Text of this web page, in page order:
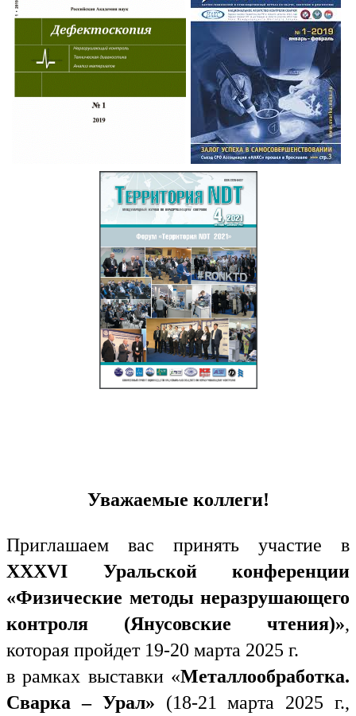
Уважаемые коллеги!
Приглашаем вас принять участие в
XXXVI Уральской конференции
«Физические методы неразрушающего
контроля (Янусовские чтения)»,
которая пройдет 19-20 марта 2025 г.
в рамках выставки «Металлообработка.
Сварка – Урал» (18-21 марта 2025 г.,